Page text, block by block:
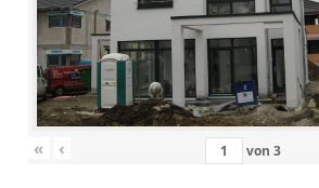
« ‹ von 3